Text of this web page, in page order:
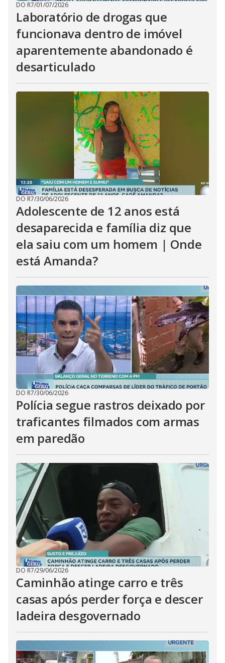
DO R7/01/07/2026
Laboratório de drogas que
funcionava dentro de imóvel
aparentemente abandonado é
desarticulado
DO R7/30/06/2026
Adolescente de 12 anos está
desaparecida e família diz que
ela saiu com um homem | Onde
está Amanda?
DO R7/30/06/2026
Polícia segue rastros deixado por
traficantes filmados com armas
em paredão
DO R7/29/06/2026
Caminhão atinge carro e três
casas após perder força e descer
ladeira desgovernado